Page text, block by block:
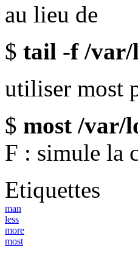
au lieu de
$ tail -f /var/
utiliser most
$ most /var/
F : simule la
Etiquettes
man
less
more
most